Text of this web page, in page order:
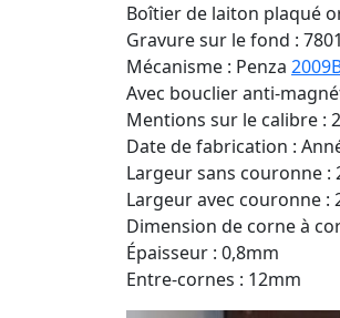
Boîtier de laiton plaqué
Gravure sur le fond :
Mécanisme : Penza
Avec bouclier anti-
Mentions sur le calibre :
Date de fabrication :
Largeur sans couronne :
Largeur avec couronne :
Dimension de corne à
Épaisseur : 0,8mm
Entre-cornes : 12mm